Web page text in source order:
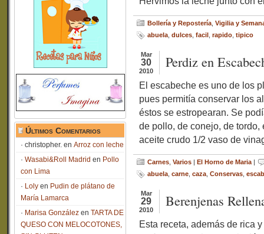
Últimos Comentarios
christopher. en Arroz con leche
Wasabi&Roll Madrid en Pollo
con Lima
Loly en Pudin de plátano de
María Lamarca
Marisa González en TARTA DE
QUESO CON MELOCOTONES,
Bollería y Repostería Vigilia y
abuela dulces facil rapido tipico
Mar
30
2010
Perdiz en
El escabeche es uno de los
pues permitía conservar los
éstos se estropearan. Se
de pollo, de conejo, de
aceite crudo 1/2 vaso de
Carnes Varios | El Horno de Maria |
abuela carne caza Conservas
Mar
29
2010
Berenjenas
Esta receta, además de rica